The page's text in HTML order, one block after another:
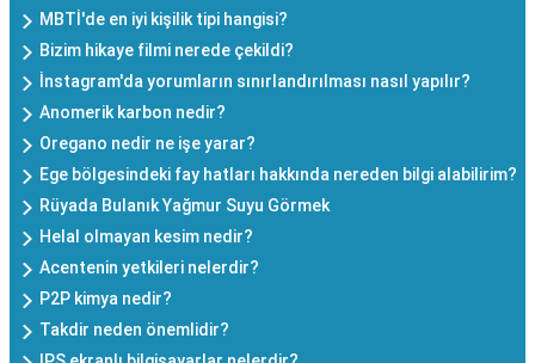
MBTİ'de en iyi kişilik tipi hangisi?
Bizim hikaye filmi nerede çekildi?
İnstagram'da yorumların sınırlandırılması nasıl yapılır?
Anomerik karbon nedir?
Oregano nedir ne işe yarar?
Ege bölgesindeki fay hatları hakkında nereden bilgi alabilirim?
Rüyada Bulanık Yağmur Suyu Görmek
Helal olmayan kesim nedir?
Acentenin yetkileri nelerdir?
P2P kimya nedir?
Takdir neden önemlidir?